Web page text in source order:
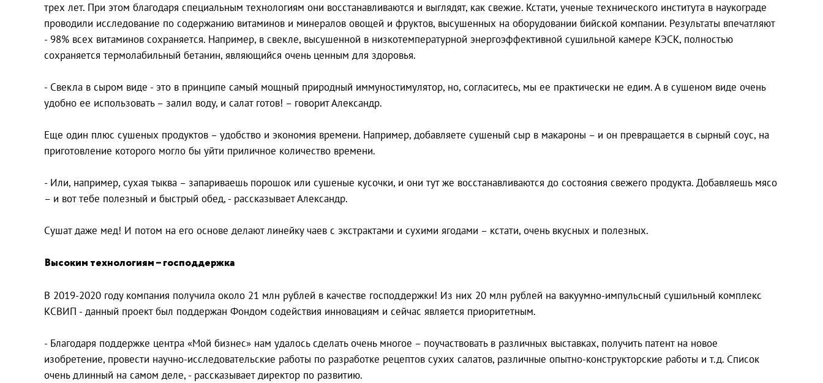
трех лет. При этом благодаря специальным технологиям они восстанавливаются и выглядят, как свежие. Кстати, ученые технического института в наукограде
проводили исследование по содержанию витаминов и минералов овощей и фруктов, высушенных на оборудовании бийской компании. Результаты впечатляют
- 98% всех витаминов сохраняется. Например, в свекле, высушенной в низкотемпературной энергоэффективной сушильной камере КЭСК, полностью
сохраняется термолабильный бетанин, являющийся очень ценным для здоровья.
- Свекла в сыром виде - это в принципе самый мощный природный иммуностимулятор, но, согласитесь, мы ее практически не едим. А в сушеном виде очень
удобно ее использовать – залил воду, и салат готов! – говорит Александр.
Еще один плюс сушеных продуктов – удобство и экономия времени. Например, добавляете сушеный сыр в макароны – и он превращается в сырный соус, на
приготовление которого могло бы уйти приличное количество времени.
- Или, например, сухая тыква – запариваешь порошок или сушеные кусочки, и они тут же восстанавливаются до состояния свежего продукта. Добавляешь мясо
– и вот тебе полезный и быстрый обед, - рассказывает Александр.
Сушат даже мед! И потом на его основе делают линейку чаев с экстрактами и сухими ягодами – кстати, очень вкусных и полезных.
Высоким технологиям – господдержка
В 2019-2020 году компания получила около 21 млн рублей в качестве господдержки! Из них 20 млн рублей на вакуумно-импульсный сушильный комплекс
КСВИП - данный проект был поддержан Фондом содействия инновациям и сейчас является приоритетным.
- Благодаря поддержке центра «Мой бизнес» нам удалось сделать очень многое – поучаствовать в различных выставках, получить патент на новое
изобретение, провести научно-исследовательские работы по разработке рецептов сухих салатов, различные опытно-конструкторские работы и т.д. Список
очень длинный на самом деле, - рассказывает директор по развитию.